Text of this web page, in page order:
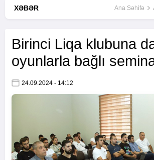
XƏBƏR Ana Səhifə
Birinci Liqa klubuna
oyunlarla bağlı
24.09.2024 - 14:12